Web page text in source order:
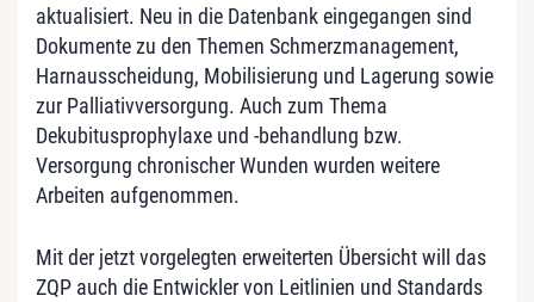
aktualisiert. Neu in die Datenbank eingegangen sind
Dokumente zu den Themen Schmerzmanagement,
Harnausscheidung, Mobilisierung und Lagerung sowie
zur Palliativversorgung. Auch zum Thema
Dekubitusprophylaxe und -behandlung bzw.
Versorgung chronischer Wunden wurden weitere
Arbeiten aufgenommen.
Mit der jetzt vorgelegten erweiterten Übersicht will das
ZQP auch die Entwickler von Leitlinien und Standards